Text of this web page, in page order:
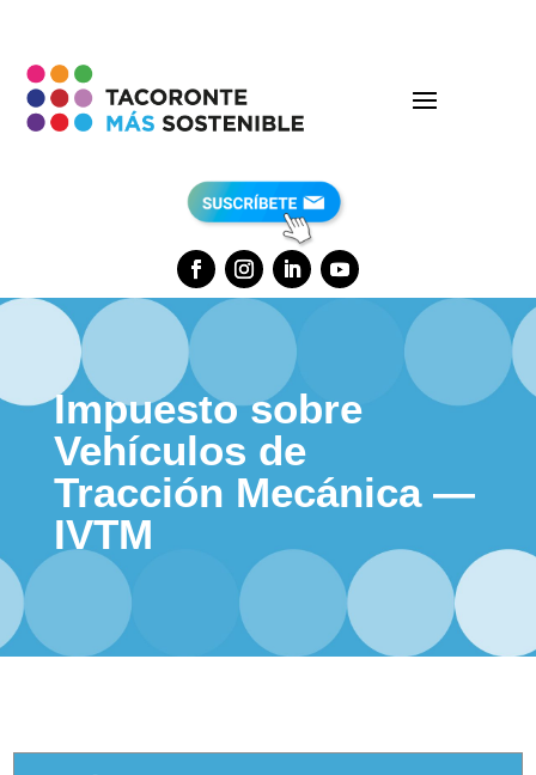
Impuesto sobre
Vehículos de
Tracción Mecánica —
IVTM